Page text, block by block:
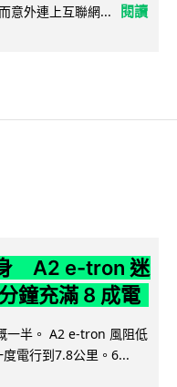
意外連上互聯網...
閱讀
A2 e-tron 迷
鐘充滿 8 成電
一半。 A2 e-tron 風阻低
電行到7.8公里。6...